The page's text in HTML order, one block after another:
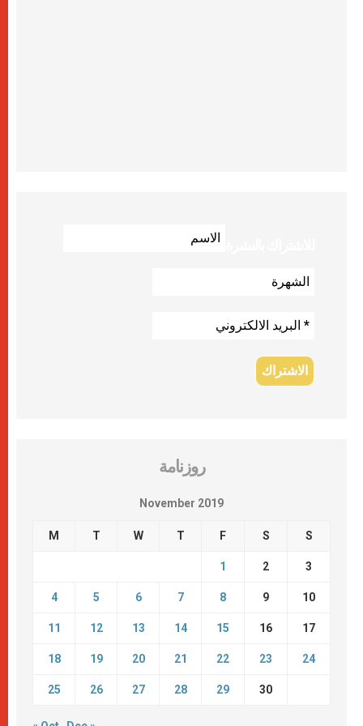
روزنامة
November 2019
M T W T F S S
1 2 3
4 5 6 7 8 9 10
11 12 13 14 15 16 17
18 19 20 21 22 23 24
25 26 27 28 29 30